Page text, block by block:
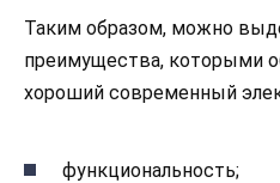
Таким образом, можно
преимущества, которыми
хороший современный
функциональность;